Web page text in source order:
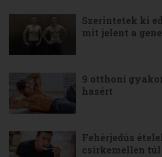
Szerintetek ki
mit jelent a
9 otthoni
hasért
Fehérjedús
csirkemellen túl